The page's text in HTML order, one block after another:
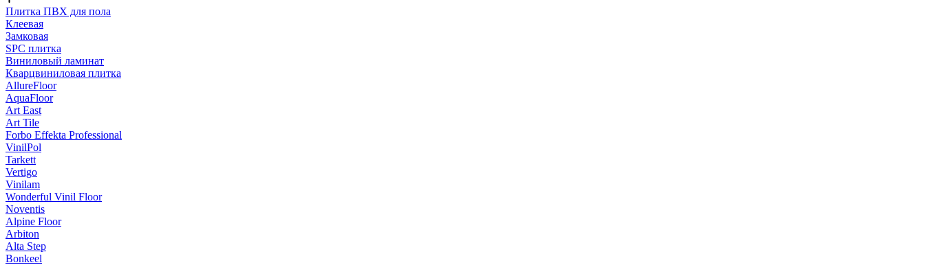
Плитка ПВХ для пола
Клеевая
Замковая
SPC плитка
Виниловый ламинат
Кварцвиниловая плитка
AllureFloor
AquaFloor
Art East
Art Tile
Forbo Effekta Professional
VinilPol
Tarkett
Vertigo
Vinilam
Wonderful Vinil Floor
Noventis
Alpine Floor
Arbiton
Alta Step
Bonkeel